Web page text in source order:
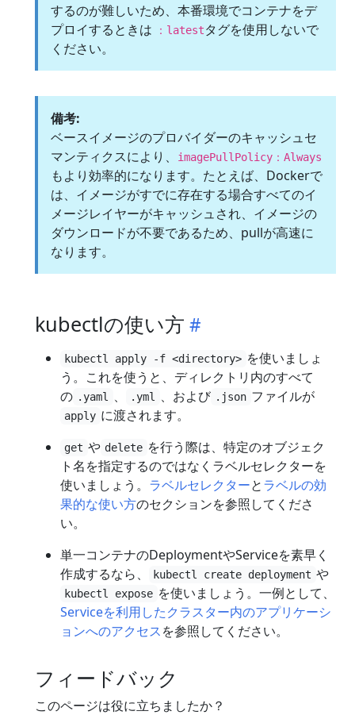
するのが難しいため、本番環境でコンテナをデ
プロイするときは
：latestタグを使用しないで
ください。
備考:
ベースイメージのプロバイダーのキャッシュセ
マンティクスにより、
imagePullPolicy：Always
もより効率的になります。たとえば、Dockerで
は、イメージがすでに存在する場合すべてのイ
メージレイヤーがキャッシュされ、イメージの
ダウンロードが不要であるため、pullが高速に
なります。
kubectlの使い方
kubectl apply -f <directory> を使いましょ
う。これを使うと、ディレクトリ内のすべて
の .yaml 、 .yml 、および .json ファイルが
apply に渡されます。
get や delete を行う際は、特定のオブジェク
ト名を指定するのではなくラベルセレクターを
使いましょう。 ラベルセレクターとラベルの効
果的な使い方のセクションを参照してくださ
い。
単一コンテナのDeploymentやServiceを素早く
作成するなら、
kubectl create deployment や
kubectl expose を使いましょう。一例として、
Serviceを利用したクラスター内のアプリケーシ
ョンへのアクセスを参照してください。
フィードバック
このページは役に立ちましたか？